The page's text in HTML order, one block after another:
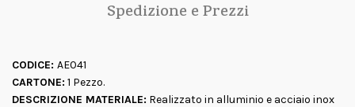
Spedizione e Prezzi
CODICE: AE041
CARTONE: 1 Pezzo.
DESCRIZIONE MATERIALE: Realizzato in alluminio e acciaio inox